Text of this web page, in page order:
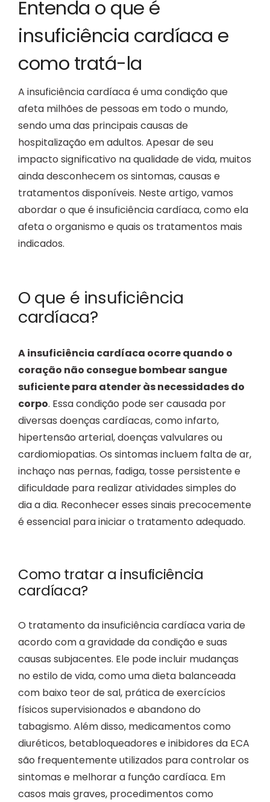
Entenda o que é
insuficiência cardíaca e
como tratá-la
A insuficiência cardíaca é uma condição que
afeta milhões de pessoas em todo o mundo,
sendo uma das principais causas de
hospitalização em adultos. Apesar de seu
impacto significativo na qualidade de vida, muitos
ainda desconhecem os sintomas, causas e
tratamentos disponíveis. Neste artigo, vamos
abordar o que é insuficiência cardíaca, como ela
afeta o organismo e quais os tratamentos mais
indicados.
O que é insuficiência
cardíaca?
A insuficiência cardíaca ocorre quando o
coração não consegue bombear sangue
suficiente para atender às necessidades do
corpo. Essa condição pode ser causada por
diversas doenças cardíacas, como infarto,
hipertensão arterial, doenças valvulares ou
cardiomiopatias. Os sintomas incluem falta de ar,
inchaço nas pernas, fadiga, tosse persistente e
dificuldade para realizar atividades simples do
dia a dia. Reconhecer esses sinais precocemente
é essencial para iniciar o tratamento adequado.
Como tratar a insuficiência
cardíaca?
O tratamento da insuficiência cardíaca varia de
acordo com a gravidade da condição e suas
causas subjacentes. Ele pode incluir mudanças
no estilo de vida, como uma dieta balanceada
com baixo teor de sal, prática de exercícios
físicos supervisionados e abandono do
tabagismo. Além disso, medicamentos como
diuréticos, betabloqueadores e inibidores da ECA
são frequentemente utilizados para controlar os
sintomas e melhorar a função cardíaca. Em
casos mais graves, procedimentos como